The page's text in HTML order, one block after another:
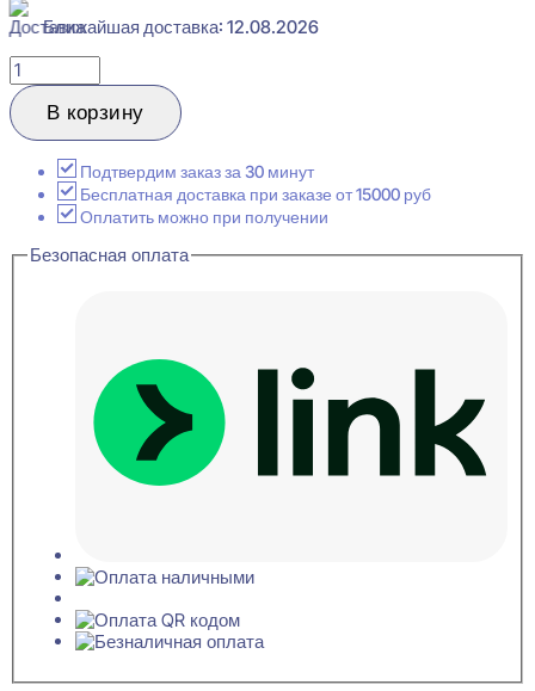
Ближайшая доставка: 12.08.2026
Количество
товара
Evroplast
1.53.102
напольный
Пенополиуретан
22x150x2000
В корзину
Подтвердим заказ за 30 минут
Бесплатная доставка при заказе от 15000 руб
Оплатить можно при получении
Безопасная оплата